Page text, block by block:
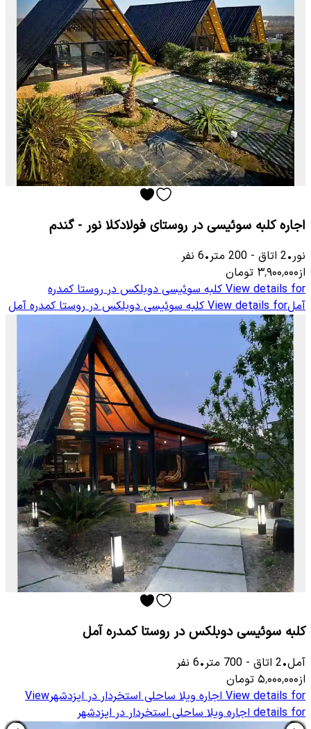
اجاره کلبه سوئیسی در روستای فولادکلا نور - گندم
نور•
2 اتاق -
200 متر•
6 نفر
از۳٬۹۰۰٬۰۰۰ تومان
View details for کلبه سوئیسی دوبلکس در روستا کمدره
آملView details for کلبه سوئیسی دوبلکس در روستا کمدره آمل
کلبه سوئیسی دوبلکس در روستا کمدره آمل
آمل•
2 اتاق -
700 متر•
6 نفر
از۵٬۰۰۰٬۰۰۰ تومان
View details for اجاره ویلا ساحلی استخردار در ایزدشهرView
details for اجاره ویلا ساحلی استخردار در ایزدشهر